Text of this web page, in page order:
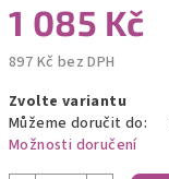
1 085 Kč
897 Kč bez DPH
cena:
Zvolte variantu
Můžeme doručit do:
Možnosti doručení